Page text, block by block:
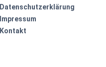
Datenschutzerklärung
Impressum
Kontakt